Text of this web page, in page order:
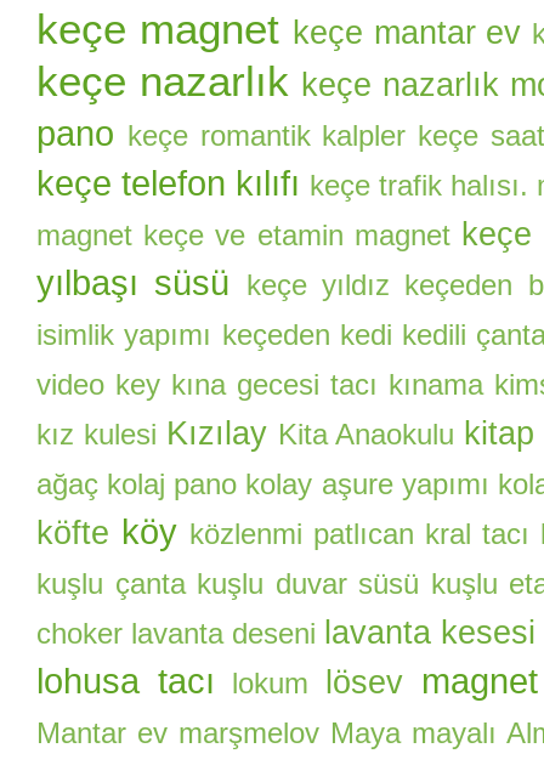
keçe magnet keçe mantar ev
keçe nazarlık keçe nazarlık
pano keçe romantik kalpler keçe
keçe telefon kılıfı keçe trafik halısı.
magnet keçe ve etamin magnet
yılbaşı süsü keçe yıldız keçeden
isimlik yapımı keçeden kedi kedili
video key kına gecesi tacı kınama
kız kulesi Kızılay Kita Anaokulu kitap
ağaç kolaj pano kolay aşure yapımı
köfte köy közlenmi patlıcan kral tacı
kuşlu çanta kuşlu duvar süsü kuşlu
choker lavanta deseni lavanta kesesi
lohusa tacı lokum lösev magnet
Mantar ev marşmelov Maya mayalı